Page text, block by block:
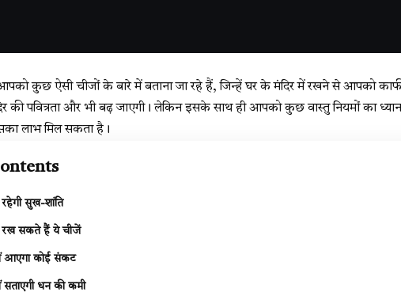
कुछ ऐसी चीजों के बारे में बताना जा रहे हैं, जिन्हें घर के मंदिर में रखने से आपको
की पवित्रता और भी बढ़ जाएगी। लेकिन इसके साथ ही आपको कुछ वास्तु नियमों का
लाभ मिल सकता है।
रहेगी सुख-शांति
सकते हैं ये चीजें
आएगा कोई संकट
सताएगी धन की कमी